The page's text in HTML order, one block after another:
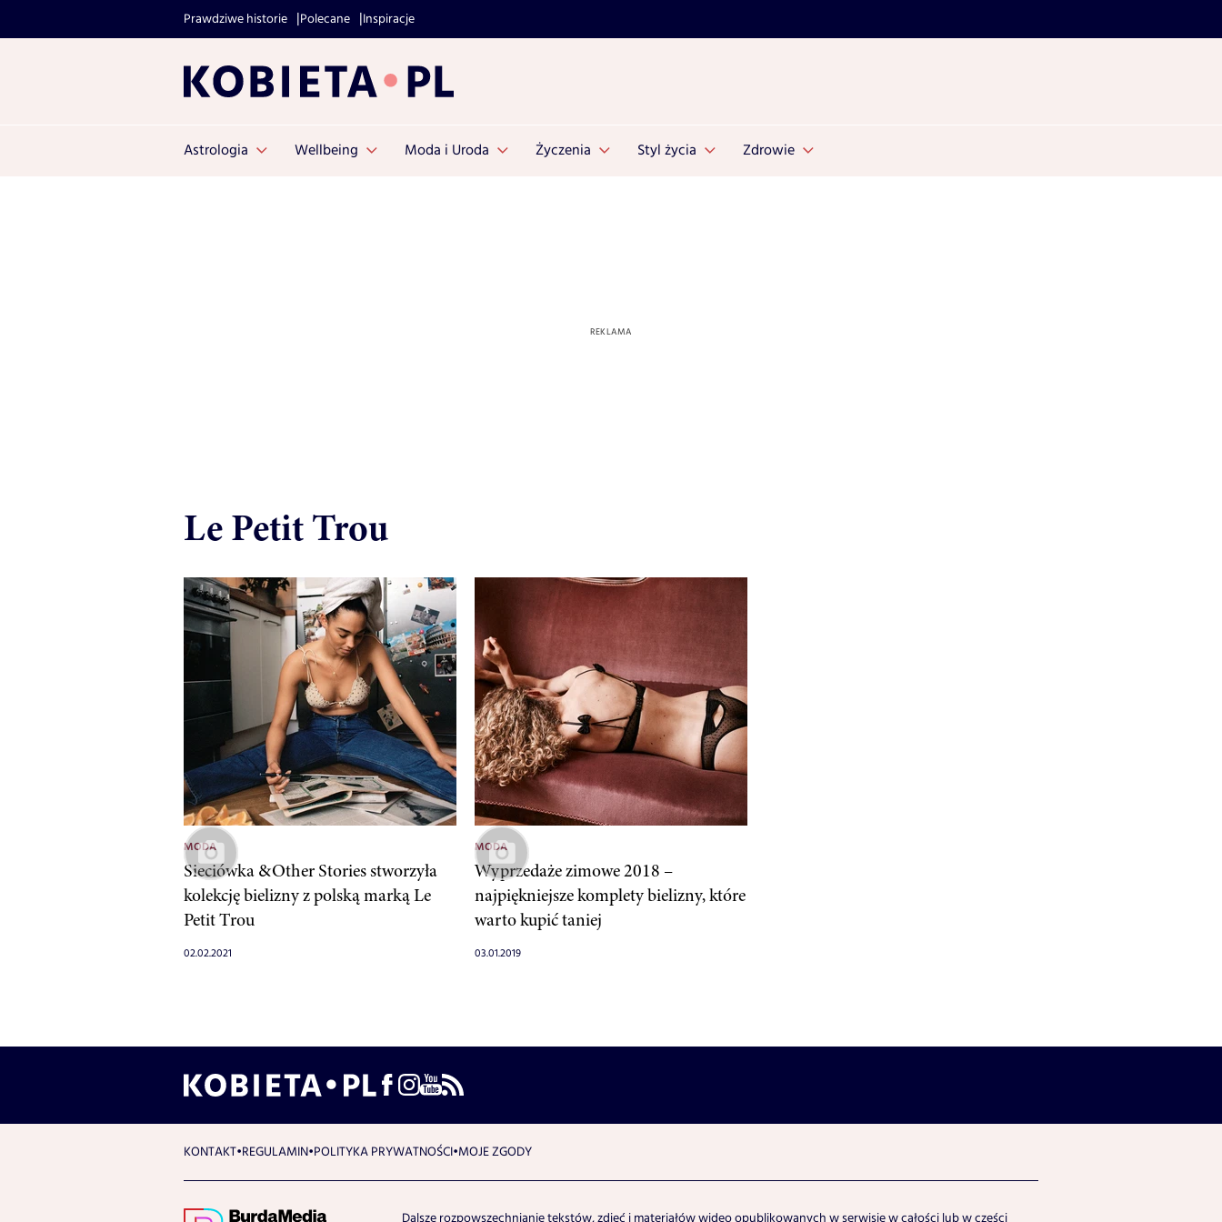
Prawdziwe historie Polecane Inspiracje
Astrologia Wellbeing Moda i Uroda Życzenia Styl życia Zdrowie
Le Petit Trou
MODA
Sieciówka &Other Stories stworzyła
kolekcję bielizny z polską marką Le
Petit Trou
02.02.2021
MODA
Wyprzedaże zimowe 2018 –
najpiękniejsze komplety bielizny, które
warto kupić taniej
03.01.2019
KONTAKT REGULAMIN POLITYKA PRYWATNOŚCI MOJE ZGODY
Dalsze rozpowszechnianie tekstów, zdjęć i materiałów wideo opublikowanych w serwisie w całości lub w części